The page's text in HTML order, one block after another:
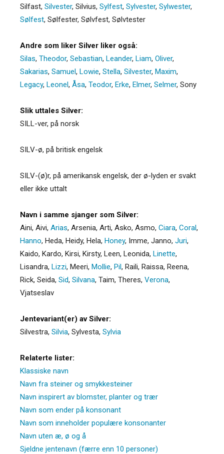
Silfast, Silvester, Silvius, Sylfest, Sylvester, Sylwester,
Sølfest, Sølfester, Sølvfest, Sølvtester
Andre som liker Silver liker også:
Silas, Theodor, Sebastian, Leander, Liam, Oliver,
Sakarias, Samuel, Lowie, Stella, Silvester, Maxim,
Legacy, Leonel, Åsa, Teodor, Erke, Elmer, Selmer, Sony
Slik uttales Silver:
SILL-ver, på norsk
SILV-ø, på britisk engelsk
SILV-(ø)r, på amerikansk engelsk, der ø-lyden er svakt
eller ikke uttalt
Navn i samme sjanger som Silver:
Aini, Aivi, Arias, Arsenia, Arti, Asko, Asmo, Ciara, Coral,
Hanno, Heda, Heidy, Hela, Honey, Imme, Janno, Juri,
Kaido, Kardo, Kirsi, Kirsty, Leen, Leonida, Linette,
Lisandra, Lizzi, Meeri, Mollie, Pil, Raili, Raissa, Reena,
Rick, Seida, Sid, Silvana, Taim, Theres, Verona,
Vjatseslav
Jentevariant(er) av Silver:
Silvestra, Silvia, Sylvesta, Sylvia
Relaterte lister:
Klassiske navn
Navn fra steiner og smykkesteiner
Navn inspirert av blomster, planter og trær
Navn som ender på konsonant
Navn som inneholder populære konsonanter
Navn uten æ, ø og å
Sjeldne jentenavn (færre enn 10 personer)